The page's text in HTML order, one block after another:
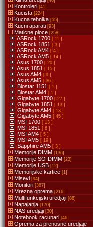
Kontroleri [41]
Kucista [224]
Kucna tehnika [55]
Kucni aparati [93]
Maticne ploce [258]
ASRock 1700 [ 11 ]
ASRock 1851 [ 3 ]
ASRock AM4 [ 4 ]
ASRock AM5 [ 14 ]
Asus 1700 [ 20 ]
Asus 1851 [ 15 ]
Asus AM4 [ 9 ]
Asus AM5 [ 36 ]
Biostar 1151 [ 1 ]
Biostar AM4 [ 1 ]
Gigabyte 1700 [ 27 ]
Gigabyte 1851 [ 13 ]
Gigabyte AM4 [ 13 ]
Gigabyte AM5 [ 45 ]
MSI 1700 [ 13 ]
MSI 1851 [ 6 ]
MSI AM4 [ 5 ]
MSI AM5 [ 19 ]
Sapphire AM5 [ 3 ]
Memorije DIMM [136]
Memorije SO-DIMM [23]
Memorije USB [12]
Memorijske kartice [1]
Misevi [94]
Monitori [387]
Mrezna oprema [216]
Multifunkcijski uredjaji [88]
Napajanja [170]
NAS uredjaji [30]
Notebook racunari [46]
Oprema za prenosne uredjaje